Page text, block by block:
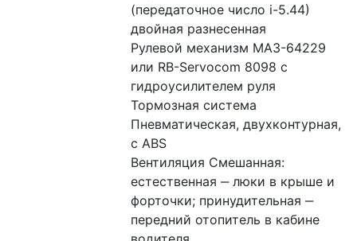
(передаточное число i-5.44)
двойная разнесенная
Рулевой механизм МАЗ-64229
или RB-Servocom 8098 с
гидроусилителем руля
Тормозная система
Пневматическая, двухконтурная,
с ABS
Вентиляция Смешанная:
естественная ‒ люки в крыше и
форточки; принудительная ‒
передний отопитель в кабине